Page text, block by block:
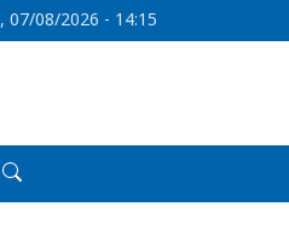
, 07/08/2026 - 14:15